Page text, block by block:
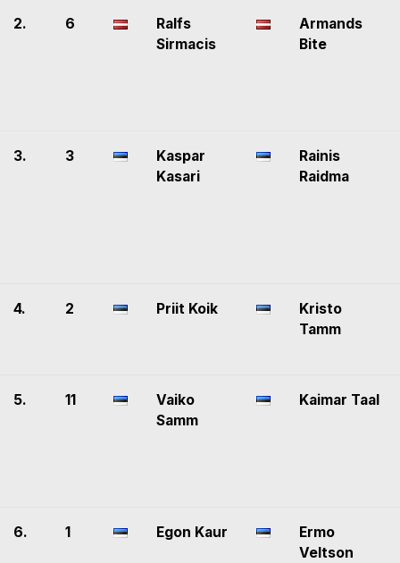
2. 6
Ralfs
Sirmacis
Armands
Bite
3. 3
Kaspar
Kasari
Rainis
Raidma
4. 2 Priit Koik
Kristo
Tamm
5. 11
Vaiko
Samm
Kaimar Taal
6. 1 Egon Kaur
Ermo
Veltson